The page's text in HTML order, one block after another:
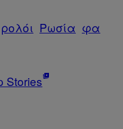
ρολόι Ρωσία φα
Stories